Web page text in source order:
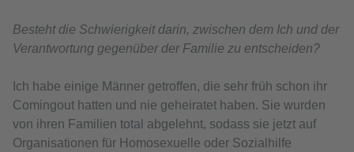
Besteht die Schwierigkeit darin, zwischen dem Ich und der
Verantwortung gegenüber der Familie zu entscheiden?
Ich habe einige Männer getroffen, die sehr früh schon ihr
Comingout hatten und nie geheiratet haben. Sie wurden
von ihren Familien total abgelehnt, sodass sie jetzt auf
Organisationen für Homosexuelle oder Sozialhilfe